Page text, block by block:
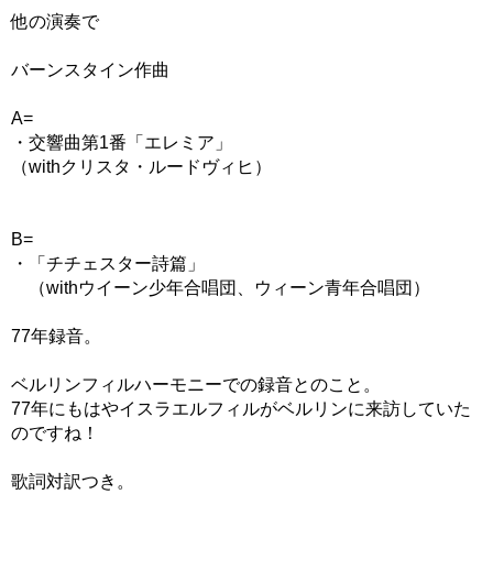
他の演奏で
バーンスタイン作曲
A=
・交響曲第1番「エレミア」
（withクリスタ・ルードヴィヒ）
B=
・「チチェスター詩篇」
（withウイーン少年合唱団、ウィーン青年合唱団）
77年録音。
ベルリンフィルハーモニーでの録音とのこと。
77年にもはやイスラエルフィルがベルリンに来訪していた
のですね！
歌詞対訳つき。